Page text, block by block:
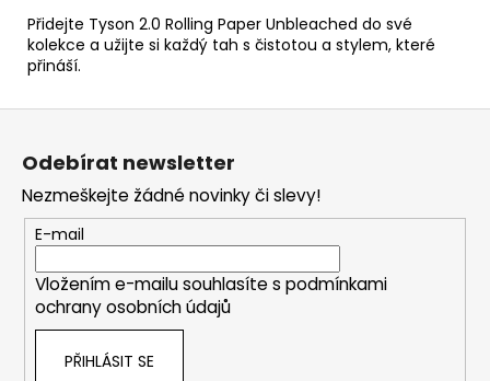
Přidejte Tyson 2.0 Rolling Paper Unbleached do své
kolekce a užijte si každý tah s čistotou a stylem, které
přináší.
Z
Odebírat newsletter
Nezmeškejte žádné novinky či slevy!
E-mail
Vložením e-mailu souhlasíte s podmínkami
ochrany osobních údajů
PŘIHLÁSIT SE